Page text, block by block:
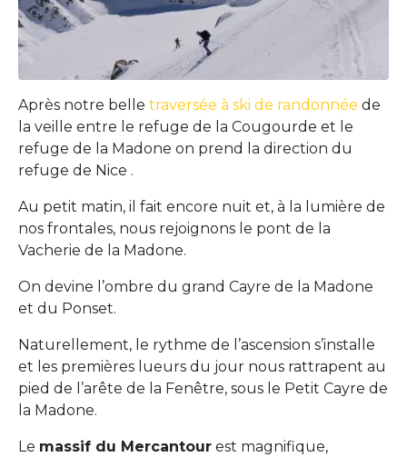
Après notre belle traversée à ski de randonnée de
la veille entre le refuge de la Cougourde et le
refuge de la Madone on prend la direction du
refuge de Nice .
Au petit matin, il fait encore nuit et, à la lumière de
nos frontales, nous rejoignons le pont de la
Vacherie de la Madone.
On devine l’ombre du grand Cayre de la Madone
et du Ponset.
Naturellement, le rythme de l’ascension s’installe
et les premières lueurs du jour nous rattrapent au
pied de l’arête de la Fenêtre, sous le Petit Cayre de
la Madone.
Le massif du Mercantour est magnifique,